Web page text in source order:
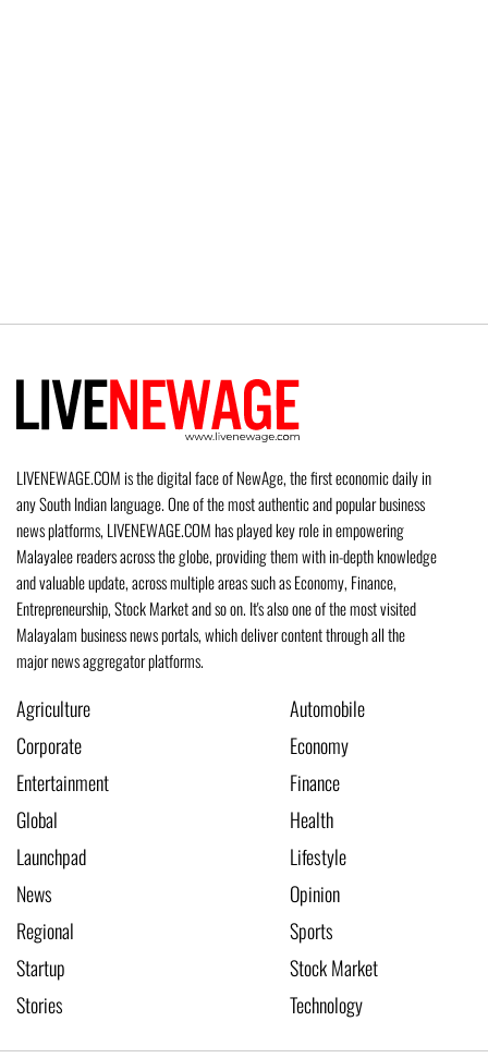
LIVENEWAGE.COM is the digital face of NewAge, the first economic daily in
any South Indian language. One of the most authentic and popular business
news platforms, LIVENEWAGE.COM has played key role in empowering
Malayalee readers across the globe, providing them with in-depth knowledge
and valuable update, across multiple areas such as Economy, Finance,
Entrepreneurship, Stock Market and so on. It's also one of the most visited
Malayalam business news portals, which deliver content through all the
major news aggregator platforms.
Agriculture
Automobile
Corporate
Economy
Entertainment
Finance
Global
Health
Launchpad
Lifestyle
News
Opinion
Regional
Sports
Startup
Stock Market
Stories
Technology